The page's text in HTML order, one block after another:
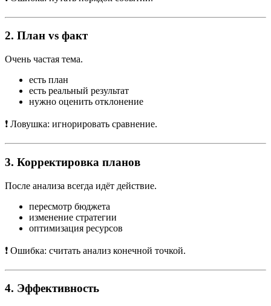
2. План vs факт
Очень частая тема.
есть план
есть реальный результат
нужно оценить отклонение
❗ Ловушка: игнорировать сравнение.
3. Корректировка планов
После анализа всегда идёт действие.
пересмотр бюджета
изменение стратегии
оптимизация ресурсов
❗ Ошибка: считать анализ конечной точкой.
4. Эффективность